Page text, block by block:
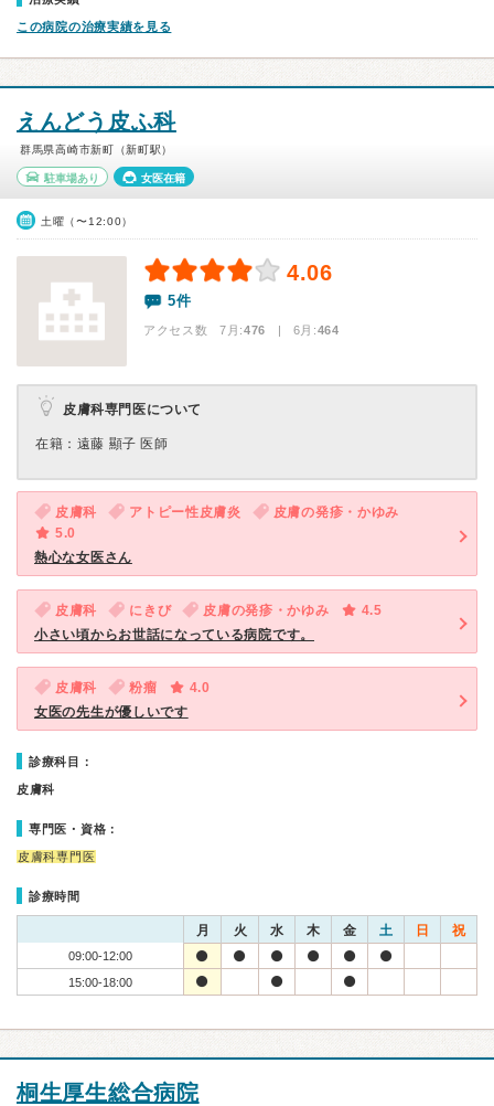
この病院の治療実績を見る
えんどう皮ふ科
群馬県高崎市新町（新町駅）
駐車場あり 女医在籍
土曜（〜12:00）
4.06
5件
アクセス数 7月:476 | 6月:464
皮膚科専門医について
在籍：遠藤 顯子 医師
皮膚科 アトピー性皮膚炎
皮膚の発疹・かゆみ
5.0
熱心な女医さん
皮膚科 にきび 皮膚の発疹・かゆみ
4.5
小さい頃からお世話になっている病院です。
皮膚科 粉瘤
4.0
女医の先生が優しいです
診療科目：
皮膚科
専門医・資格：
皮膚科専門医
診療時間
月 火 水 木 金 土 日 祝
09:00-12:00
15:00-18:00
桐生厚生総合病院